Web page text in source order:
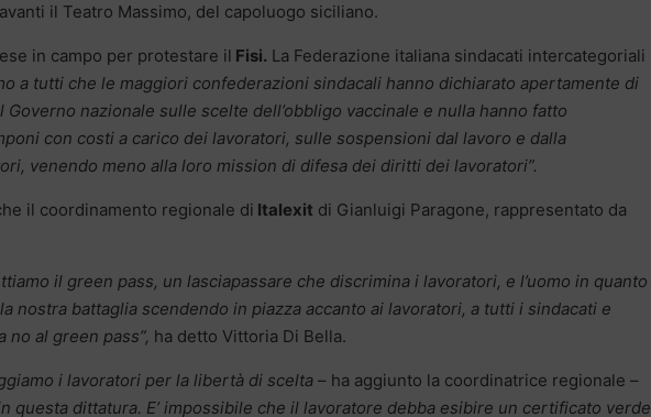
il Teatro Massimo, del capoluogo siciliano.
in campo per protestare il Fisi. La Federazione italiana sindacati intercategoriali
a tutti che le maggiori confederazioni sindacali hanno dichiarato apertamente di
nazionale sulle scelte dell’obbligo vaccinale e nulla hanno fatto
con costi a carico dei lavoratori, sulle sospensioni dal lavoro e dalla
venendo meno alla loro mission di difesa dei diritti dei lavoratori”.
il coordinamento regionale di Italexit di Gianluigi Paragone, rappresentato da
il green pass, un lasciapassare che discrimina i lavoratori, e l’uomo in quanto
nostra battaglia scendendo in piazza accanto ai lavoratori, a tutti i sindacati e
no al green pass”, ha detto Vittoria Di Bella.
i lavoratori per la libertà di scelta – ha aggiunto la coordinatrice regionale –
questa dittatura. E’ impossibile che il lavoratore debba esibire un certificato verde